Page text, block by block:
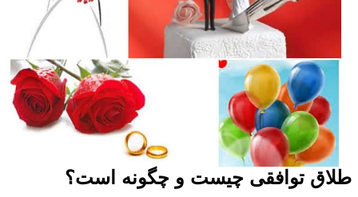
طلاق توافقی چیست و چگونه است؟